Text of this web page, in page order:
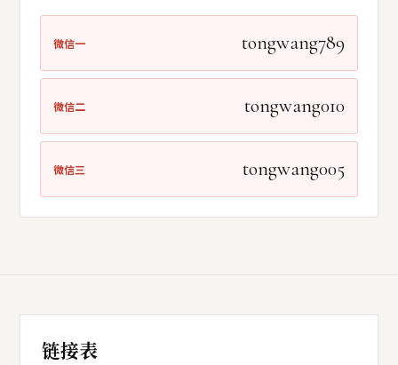
微信一 tongwang789
微信二 tongwang010
微信三 tongwang005
链接表